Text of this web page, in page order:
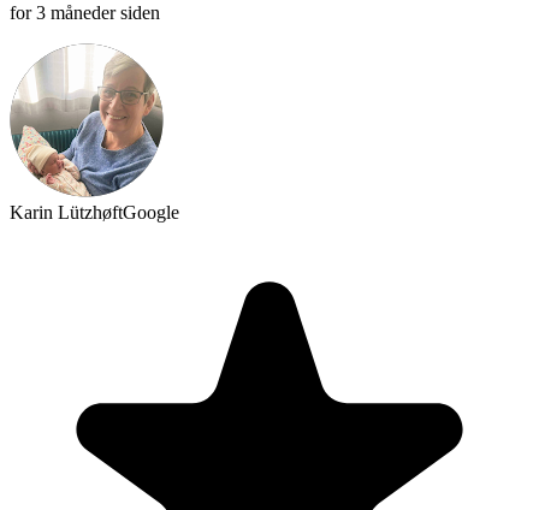
for 3 måneder siden
Karin LützhøftGoogle